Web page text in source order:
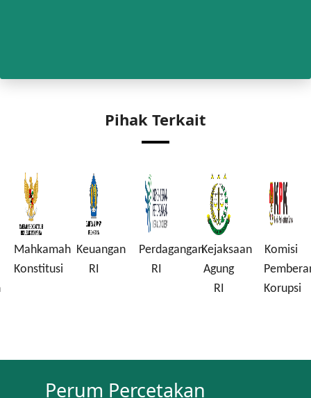
Pihak Terkait
Mahkamah
Konstitusi
Keuangan
RI
Perdagangan
RI
Kejaksaan
Agung
RI
Komisi
Korupsi
Perum Percetakan